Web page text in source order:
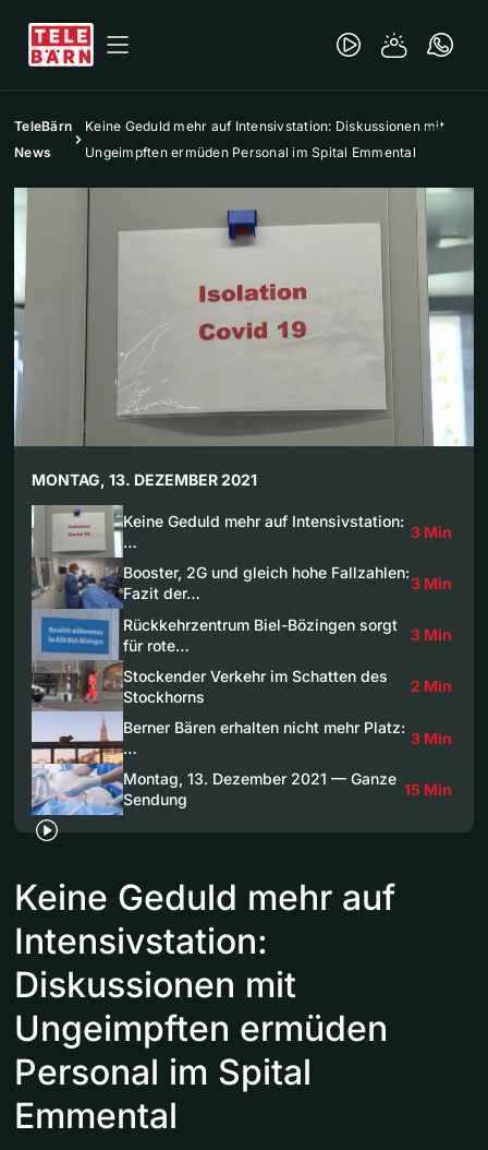
TeleBärn
News
Keine Geduld mehr auf Intensivstation: Diskussionen mit
Ungeimpften ermüden Personal im Spital Emmental
MONTAG, 13. DEZEMBER 2021
Keine Geduld mehr auf Intensivstation:
…
3 Min
Booster, 2G und gleich hohe Fallzahlen:
Fazit der…
3 Min
Rückkehrzentrum Biel-Bözingen sorgt
für rote…
3 Min
Stockender Verkehr im Schatten des
Stockhorns
2 Min
Berner Bären erhalten nicht mehr Platz:
…
3 Min
Montag, 13. Dezember 2021 — Ganze
Sendung
15 Min
Keine Geduld mehr auf
Intensivstation:
Diskussionen mit
Ungeimpften ermüden
Personal im Spital
Emmental